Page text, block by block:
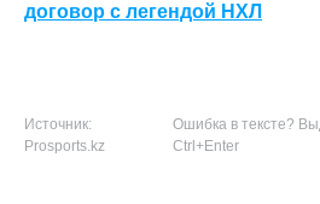
договор с легендой НХЛ
Источник:
Prosports.kz
Ошибка в тексте?
Ctrl+Enter